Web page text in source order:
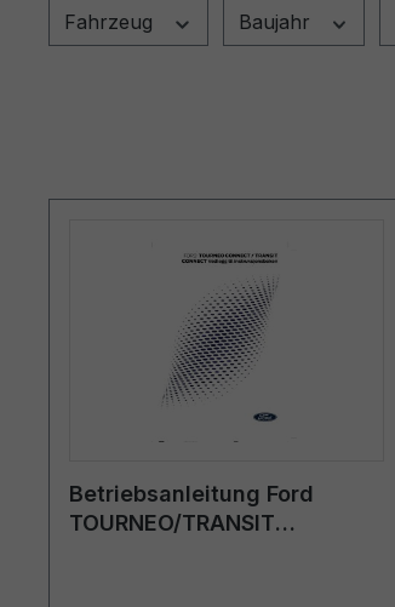
Fahrzeug Baujahr
Betriebsanleitung Ford
TOURNEO/TRANSIT